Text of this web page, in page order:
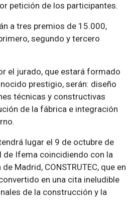
petición de los participantes.
a tres premios de 15.000,
segundo y tercero
el jurado, que estará formado
prestigio, serán: diseño
técnicas y constructivas
de la fábrica e integración
lugar el 9 de octubre de
de Ifema coincidiendo con la
Madrid, CONSTRUTEC, que en
en una cita ineludible
de la construcción y la